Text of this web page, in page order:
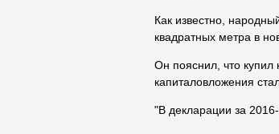
Как известно,
квадратных метра в
Он пояснил, что купил
капиталовложения
"В декларации за